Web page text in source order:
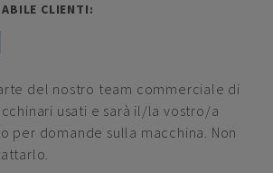
CLIENTI:
del nostro team commerciale di
usati e sarà il/la vostro/a
per domande sulla macchina. Non